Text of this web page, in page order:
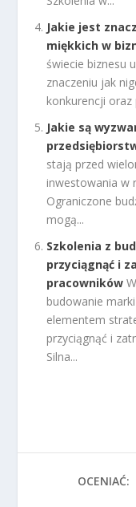
Jakie jest
miękkich w
świecie biznesu
znaczeniu jak
konkurencji oraz
Jakie są
stają przed
inwestowania w
Ograniczone
mogą...
Szkolenia z
przyciągnąć i
pracowników
budowanie
elementem
przyciągnąć i
Silna...
OCENIAĆ: